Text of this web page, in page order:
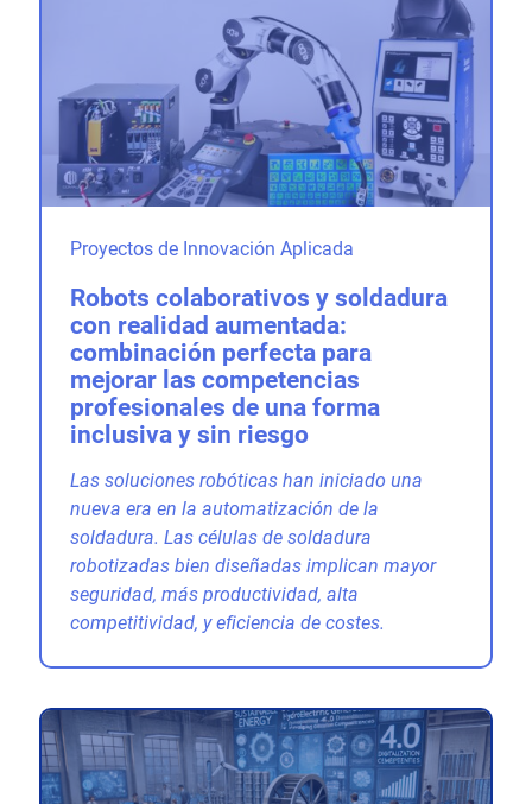
Proyectos de Innovación Aplicada
Robots colaborativos y soldadura
con realidad aumentada:
combinación perfecta para
mejorar las competencias
profesionales de una forma
inclusiva y sin riesgo
Las soluciones robóticas han iniciado una
nueva era en la automatización de la
soldadura. Las células de soldadura
robotizadas bien diseñadas implican mayor
seguridad, más productividad, alta
competitividad, y eficiencia de costes.